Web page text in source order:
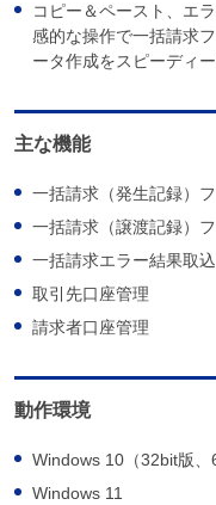
コピー＆ペースト、エ
感的な操作で一括請求
ータ作成をスピーディ
主な機能
一括請求（発生記録）
一括請求（譲渡記録）
一括請求エラー結果取込
取引先口座管理
請求者口座管理
動作環境
Windows 10（32bit版、
Windows 11